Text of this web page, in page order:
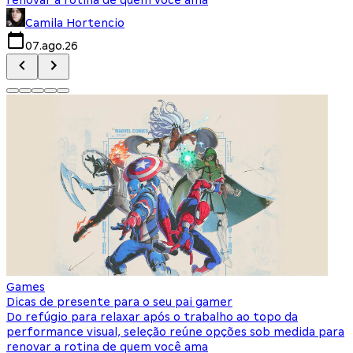
Camila Hortencio
07.ago.26
Games
Dicas de presente para o seu pai gamer
Do refúgio para relaxar após o trabalho ao topo da
performance visual, seleção reúne opções sob medida para
renovar a rotina de quem você ama